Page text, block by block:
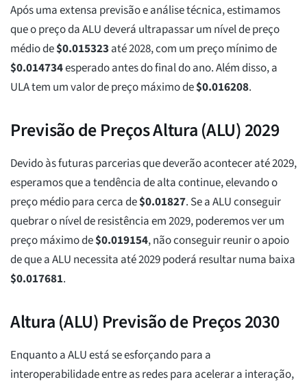
Após uma extensa previsão e análise técnica, estimamos
que o preço da ALU deverá ultrapassar um nível de preço
médio de$0.015323 até 2028, com um preço mínimo de
$0.014734esperado antes do final do ano. Além disso, a
ULA tem um valor de preço máximo de$0.016208.
Previsão de Preços Altura (ALU) 2029
Devido às futuras parcerias que deverão acontecer até 2029,
esperamos que a tendência de alta continue, elevando o
preço médio para cerca de$0.01827. Se a ALU conseguir
quebrar o nível de resistência em 2029, poderemos ver um
preço máximo de$0.019154, não conseguir reunir o apoio
de que a ALU necessita até 2029 poderá resultar numa baixa
$0.017681.
Altura (ALU) Previsão de Preços 2030
Enquanto a ALU está se esforçando para a
interoperabilidade entre as redes para acelerar a interação,